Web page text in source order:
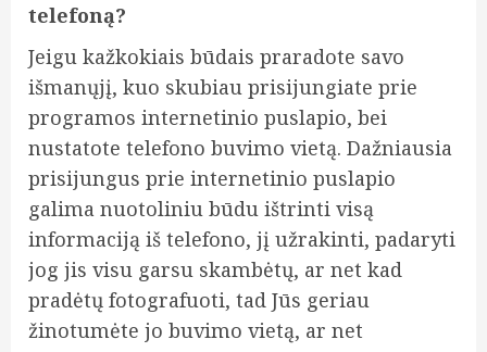
telefoną?
Jeigu kažkokiais būdais praradote savo
išmanųjį, kuo skubiau prisijungiate prie
programos internetinio puslapio, bei
nustatote telefono buvimo vietą. Dažniausia
prisijungus prie internetinio puslapio
galima nuotoliniu būdu ištrinti visą
informaciją iš telefono, jį užrakinti, padaryti
jog jis visu garsu skambėtų, ar net kad
pradėtų fotografuoti, tad Jūs geriau
žinotumėte jo buvimo vietą, ar net